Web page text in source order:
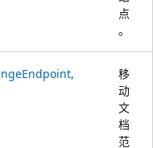
点
。
移
动
文
档
范